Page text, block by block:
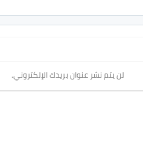
لن يتم نشر عنوان بريدك الإلكتروني.